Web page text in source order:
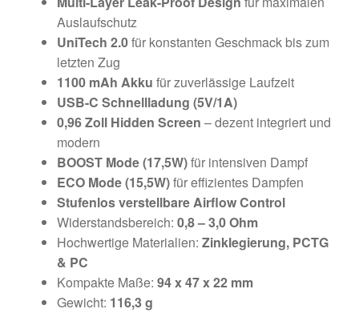
Auslaufschutz
UniTech 2.0für konstanten Geschmack bis zum
letzten Zug
1100 mAh Akku für zuverlässige Laufzeit
USB-C Schnellladung (5V/1A)
0,96 Zoll Hidden Screen – dezent integriert und
modern
BOOST Mode (17,5W)für intensiven Dampf
ECO Mode (15,5W)für effizientes Dampfen
Stufenlos verstellbare Airflow Control
Widerstandsbereich: 0,8 – 3,0 Ohm
Hochwertige Materialien: Zinklegierung, PCTG
& PC
Kompakte Maße: 94 x 47 x 22 mm
Gewicht: 116,3 g